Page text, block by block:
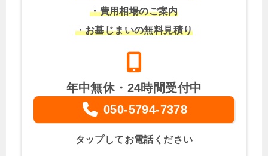
・費用相場のご案内
・お墓じまいの無料見積り
年中無休・24時間受付中
050-5794-7378
タップしてお電話ください